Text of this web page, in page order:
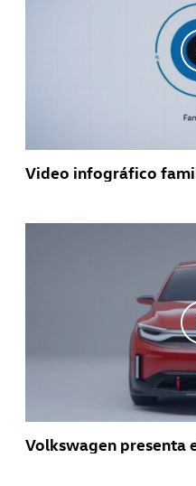
Video infográfico
Volkswagen presenta